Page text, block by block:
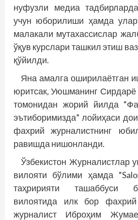
нуфузли медиа
учун юборилиши ҳамда
малакали мутахассислар
ўқув курслари ташкил этиш
қўйилди.
Яна амалга оширилаётган
юритсак, Уюшманинг Сирдарё
томонидан жорий йилда
эътиборимизда” лойиҳаси
фахрий журналистнинг
равишда нишонланди.
Ўзбекистон Журналистлар
вилояти бўлими ҳамда
таҳририяти ташаббуси
вилоятида илк бор
журналист Иброҳим